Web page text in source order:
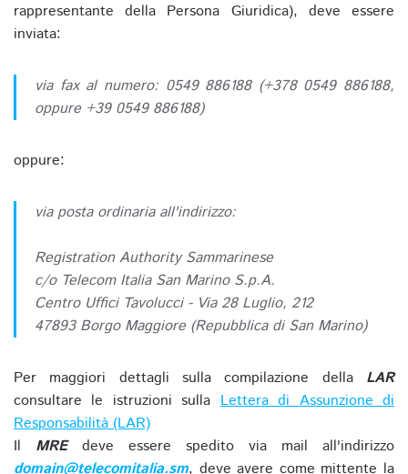
rappresentante della Persona Giuridica), deve essere
inviata:
via fax al numero: 0549 886188 (+378 0549 886188,
oppure +39 0549 886188)
oppure:
via posta ordinaria all'indirizzo:
Registration Authority Sammarinese
c/o Telecom Italia San Marino S.p.A.
Centro Uffici Tavolucci - Via 28 Luglio, 212
47893 Borgo Maggiore (Repubblica di San Marino)
Per maggiori dettagli sulla compilazione della LAR
consultare le istruzioni sullaLettera di Assunzione di
Responsabilità (LAR)
Il MREdeve essere spedito via mail all'indirizzo
domain@telecomitalia.sm, deve avere come mittente la